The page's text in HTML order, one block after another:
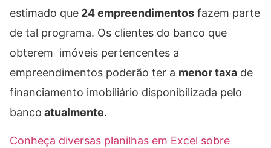
estimado que 24 empreendimentos fazem parte
de tal programa. Os clientes do banco que
obterem imóveis pertencentes a
empreendimentos poderão ter a menor taxa de
financiamento imobiliário disponibilizada pelo
banco atualmente.
Conheça diversas planilhas em Excel sobre